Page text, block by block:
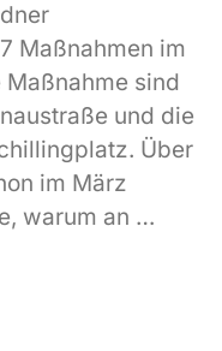
Maßnahmen im
sind
und die
Über
im März
warum an …